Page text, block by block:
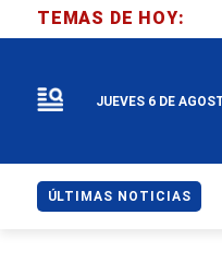
TEMAS DE HOY:
JUEVES 6 DE
ÚLTIMAS NOTICIAS